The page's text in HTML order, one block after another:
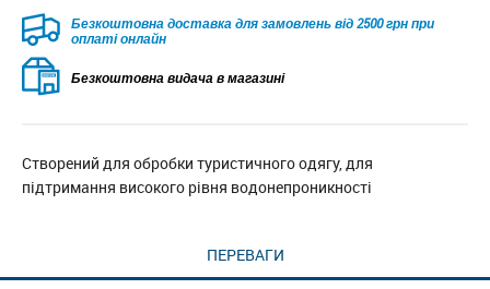
Безкоштовна доставка для замовлень від 2500 грн при
оплаті онлайн
Безкоштовна видача в магазині
Створений для обробки туристичного одягу, для
підтримання високого рівня водонепроникності
ПЕРЕВАГИ